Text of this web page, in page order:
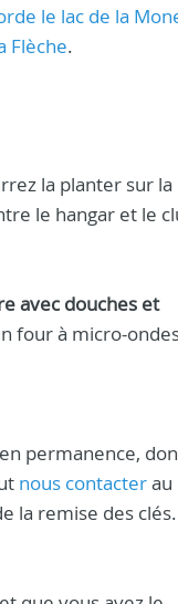
le lac de la
Flèche.
la planter sur la
le hangar et le
avec douches et
four à micro-
permanence,
nous contacterau
la remise des clés.